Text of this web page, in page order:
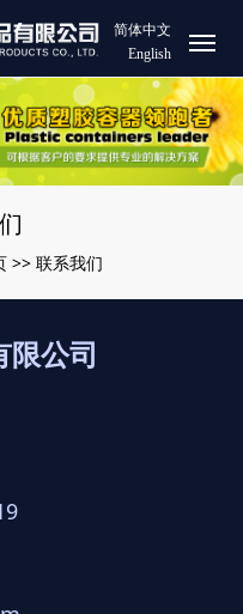
简体中文
English
>> 联系我们
限公司